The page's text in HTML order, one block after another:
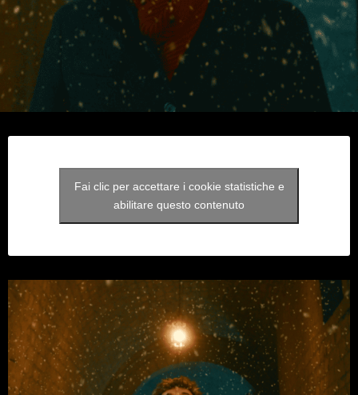
Fai clic per accettare i cookie statistiche e
abilitare questo contenuto